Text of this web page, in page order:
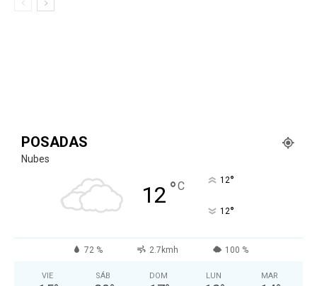
POSADAS
Nubes
12 °C 12°
12°
72 % 2.7kmh 100 %
VIE SÁB DOM LUN MAR